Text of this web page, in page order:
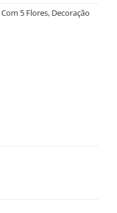
Com 5 Flores, Decoração